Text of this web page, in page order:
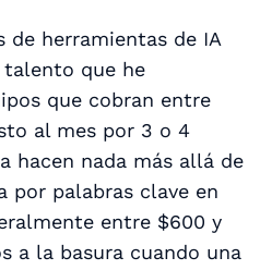
de herramientas de IA
talento que he
que cobran entre
al mes por 3 o 4
hacen nada más allá de
por palabras clave en
entre $600 y
a la basura cuando una